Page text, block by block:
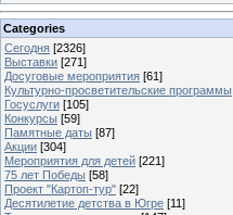
Categories
Сегодня [2326]
Выставки [271]
Досуговые мероприятия [61]
Культурно-просветительские программы
Госуслуги [105]
Конкурсы [59]
Памятные даты [87]
Акции [304]
Мероприятия для детей [221]
75 лет Победы [58]
Проект "Картоп-тур" [22]
Десятилетие детства в Югре [11]